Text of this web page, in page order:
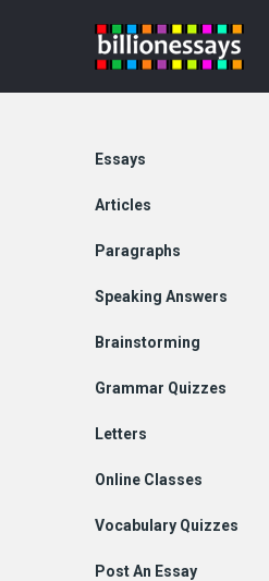
Billion
Essays
Explore
Essays
Articles
Paragraphs
Speaking Answers
Brainstorming
Grammar Quizzes
Letters
Online Classes
Vocabulary Quizzes
Post An Essay